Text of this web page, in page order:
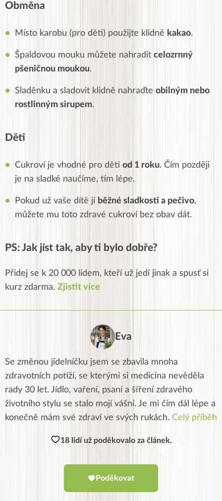
Obměna
Místo karobu (pro děti) použijte klidně kakao.
Špaldovou mouku můžete nahradit celozrnný
pšeničnou moukou.
Sladěnku a sladovit klidně nahraďte obilným nebo
rostlinným sirupem.
Děti
Cukroví je vhodné pro děti od 1 roku. Čím později
je na sladké naučíme, tím lépe.
Pokud už vaše dítě jí běžné sladkosti a pečivo,
můžete mu toto zdravé cukroví bez obav dát.
PS: Jak jíst tak, aby ti bylo dobře?
Přidej se k 20 000 lidem, kteří už jedí jinak a spusť si
kurz zdarma. Zjistit více
Eva
Se změnou jídelníčku jsem se zbavila mnoha
zdravotních potíží, se kterými si medicína nevěděla
rady 30 let. Jídlo, vaření, psaní a šíření zdravého
životního stylu se stalo mojí vášní. Je mi čím dál lépe a
konečně mám své zdraví ve svých rukách. Celý příběh
18 lidí už poděkovalo za článek.
Poděkovat